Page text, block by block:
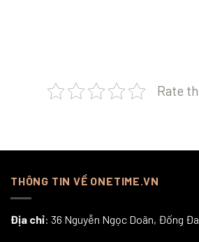
Rate
THÔNG TIN VỀ ONETIME.VN
Địa chỉ: 36 Nguyễn Ngọc Doãn, Đống